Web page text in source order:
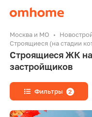
Москва и МО
Строящиеся (на стадии
Строящиеся ЖК
застройщиков
Фильтры 2